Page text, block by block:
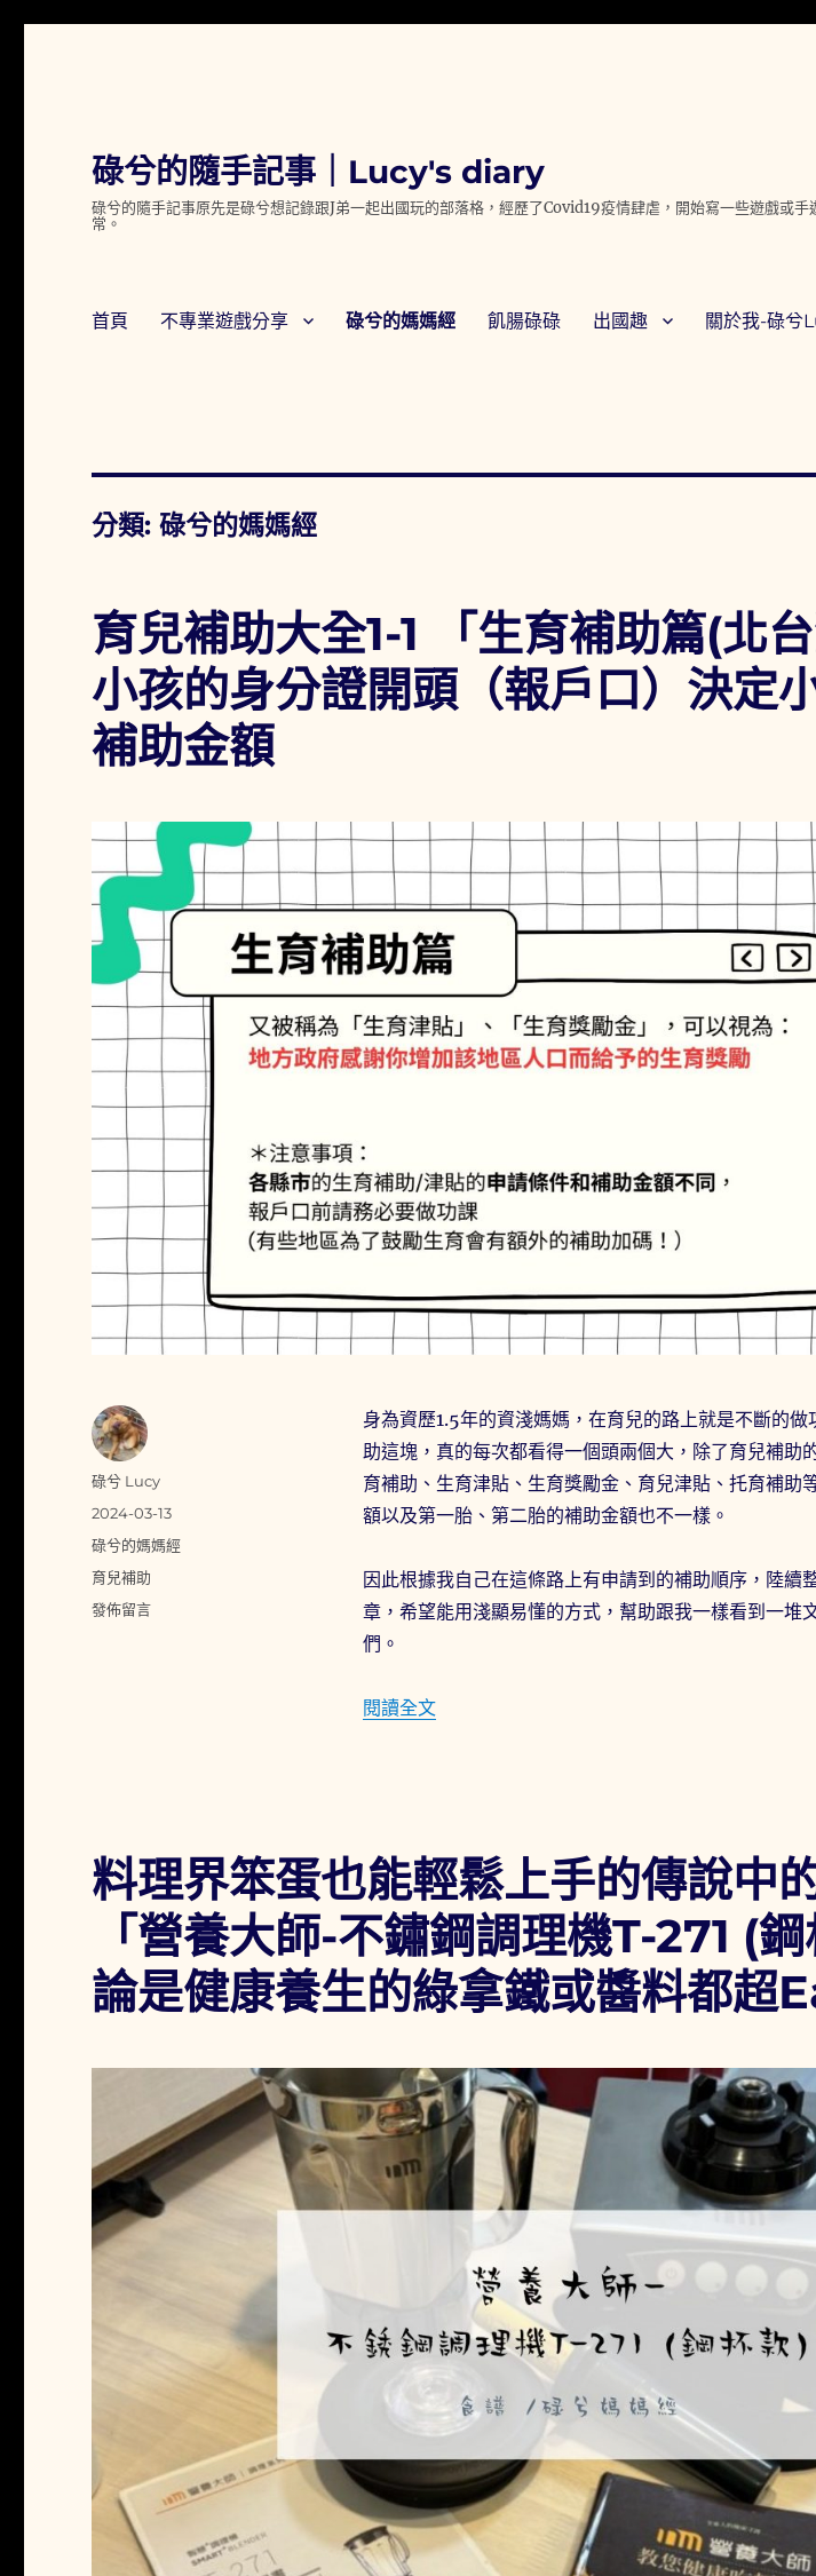
碌兮的隨手記事｜Lucy's diary
碌兮的隨手記事原先是碌兮想記錄跟J弟一起出國玩的部落格，經歷了Covid19疫情肆虐，開始寫一些遊戲或
常。
首頁 不專業遊戲分享 碌兮的媽媽經 飢腸碌碌 出國趣 關於我-碌兮
分類:碌兮的媽媽經
育兒補助大全1-1 「生育補助篇(北
小孩的身分證開頭（報戶口）決定
補助金額
身為資歷1.5年的資淺媽媽，在育兒的路上就是不斷的
助這塊，真的每次都看得一個頭兩個大，除了育兒補助
育補助、生育津貼、生育獎勵金、育兒津貼、托育補助
額以及第一胎、第二胎的補助金額也不一樣。
因此根據我自己在這條路上有申請到的補助順序，陸續
章，希望能用淺顯易懂的方式，幫助跟我一樣看到一堆
們。
閱讀全文〈育兒補助大全1-1 「生育補助篇(北台灣篇)
作
者
碌兮 Lucy
發
佈
期:
2024-03-13
分
類
碌兮的媽媽經
標
籤
育兒補助
在
補
助
台
灣
篇)」：
孩
證
開
（報
戶
助
發佈留言
料理界笨蛋也能輕鬆上手的傳說中
「營養大師-不鏽鋼調理機T-271 (
論是健康養生的綠拿鐵或醬料都超